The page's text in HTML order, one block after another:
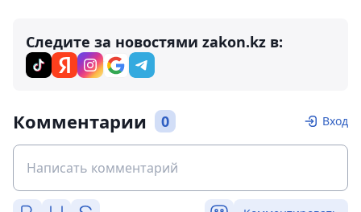
Следите за новостями zakon.kz в:
Комментарии 0 Вход